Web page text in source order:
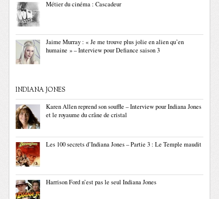
Métier du cinéma : Cascadeur
Jaime Murray : « Je me trouve plus jolie en alien qu’en
humaine » – Interview pour Defiance saison 3
INDIANA JONES
Karen Allen reprend son souffle – Interview pour Indiana Jones
et le royaume du crâne de cristal
Les 100 secrets d’Indiana Jones – Partie 3 : Le Temple maudit
Harrison Ford n’est pas le seul Indiana Jones